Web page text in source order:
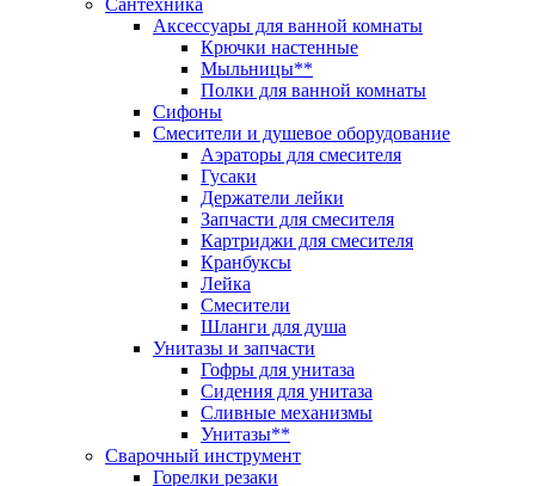
Сантехника
Аксессуары для ванной комнаты
Крючки настенные
Мыльницы**
Полки для ванной комнаты
Сифоны
Смесители и душевое оборудование
Аэраторы для смесителя
Гусаки
Держатели лейки
Запчасти для смесителя
Картриджи для смесителя
Кранбуксы
Лейка
Смесители
Шланги для душа
Унитазы и запчасти
Гофры для унитаза
Сидения для унитаза
Сливные механизмы
Унитазы**
Сварочный инструмент
Горелки резаки